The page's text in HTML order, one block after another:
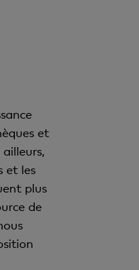
et
et les
plus
de